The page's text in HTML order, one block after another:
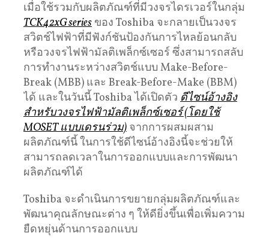
เมื่อใช้รวมกับผลิตภัณฑ์ที่มีวงจรไดรเวอร์ในกลุ่ม
TCK42xG series ของ Toshiba จะกลายเป็นวงจร
สวิตช์ไฟฟ้าที่มีฟังก์ชันป้องกันการไหลย้อนกลับ
หรือวงจรไฟฟ้ามัลติเพล็กซ์เซอร์ ซึ่งสามารถสลับ
การทำงานระหว่างสวิตช์แบบ Make-Before-
Break (MBB) และ Break-Before-Make (BBM)
ได้ และในวันนี้ Toshiba ได้เปิดตัว ดีไซน์อ้างอิง
สำหรับวงจรไฟฟ้ามัลติเพล็กซ์เซอร์ (โดยใช้
MOSET แบบเดรนร่วม) จากการผสมผสาม
ผลิตภัณฑ์นี้ ในการใช้ดีไซน์อ้างอิงนี้จะช่วยให้
สามารถลดเวลาในการออกแบบและการพัฒนา
ผลิตภัณฑ์ได้
Toshiba จะดำเนินการขยายกลุ่มผลิตภัณฑ์และ
พัฒนาคุณลักษณะต่าง ๆ ให้ดียิ่งขึ้นเพื่อเพิ่มความ
ยืดหยุ่นด้านการออกแบบ